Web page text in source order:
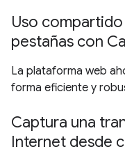
Uso
pestañas con
La plataforma web
forma eficiente y
Captura una
Internet desde